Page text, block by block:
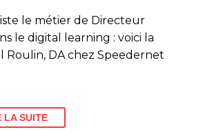
le métier de Directeur
le digital learning : voici la
Roulin, DA chez Speedernet
LA SUITE